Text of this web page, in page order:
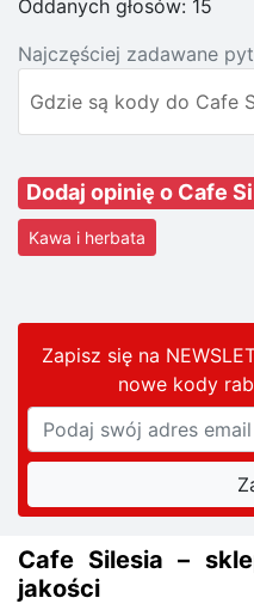
Oddanych głosów: 15
Najczęściej zadawane
Gdzie są kody do Cafe
Dodaj opinię o Cafe
Kawa i herbata
Zapisz się na
nowe kody
Cafe Silesia –
jakości